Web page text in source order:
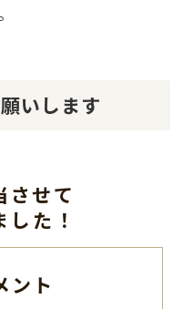
いします
させて
た！
ント